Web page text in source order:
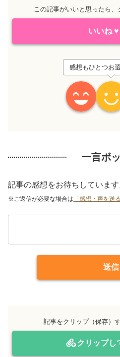
この記事がいいと思ったら、
いいね ♥
感想もひとつお
一言ボ
記事の感想をお待ちしています
※ご返信が必要な場合は 「感想・声を送る
送信
記事をクリップ（保存）
クリップし